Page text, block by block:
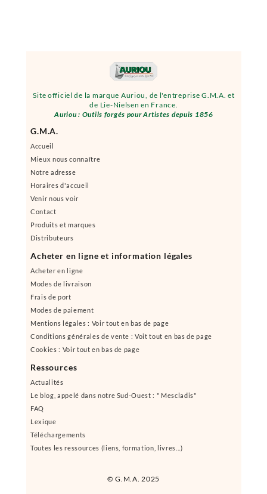
© G.M.A. 2025
Site officiel de la marque Auriou, de l'entreprise G.M.A. et
de Lie-Nielsen en France.
Auriou : Outils forgés pour Artistes depuis 1856
G.M.A.
Accueil
Mieux nous connaître
Notre adresse
Horaires d'accueil
Venir nous voir
Contact
Produits et marques
Distributeurs
Acheter en ligne et information légales
Acheter en ligne
Modes de livraison
Frais de port
Modes de paiement
Mentions légales : Voir tout en bas de page
Conditions générales de vente : Voit tout en bas de page
Cookies : Voir tout en bas de page
Ressources
Actualités
Le blog, appelé dans notre Sud-Ouest : " Mescladis"
FAQ
Lexique
Téléchargements
Toutes les ressources (liens, formation, livres...)